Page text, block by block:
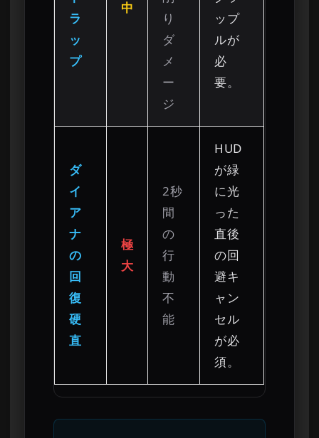
ラ
ッ
プ
中
り
ダ
メ
ー
ジ
ップ
ルが
必
要。
ダ
イ
ア
ナ
の
回
復
硬
直
極
大
2秒
間
の
行
動
不
能
HUD
が緑
に光
った
直後
の回
避キ
ャン
セル
が必
須。